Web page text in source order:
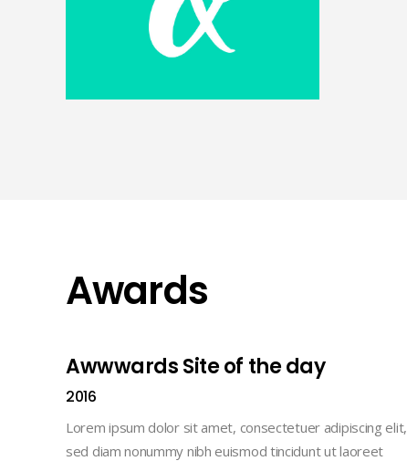
Awards
Awwwards Site of the day
2016
Lorem ipsum dolor sit amet, consectetuer adipiscing elit,
sed diam nonummy nibh euismod tincidunt ut laoreet